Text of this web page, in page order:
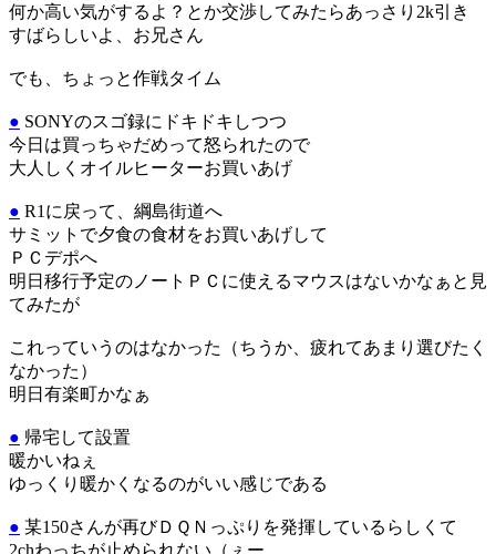
何か高い気がするよ？とか交渉してみたらあっさり2k引き
すばらしいよ、お兄さん
でも、ちょっと作戦タイム
● SONYのスゴ録にドキドキしつつ
今日は買っちゃだめって怒られたので
大人しくオイルヒーターお買いあげ
● R1に戻って、綱島街道へ
サミットで夕食の食材をお買いあげして
ＰＣデポへ
明日移行予定のノートＰＣに使えるマウスはないかなぁと見
てみたが
これっていうのはなかった（ちうか、疲れてあまり選びたく
なかった）
明日有楽町かなぁ
● 帰宅して設置
暖かいねぇ
ゆっくり暖かくなるのがいい感じである
● 某150さんが再びＤＱＮっぷりを発揮しているらしくて
2chわっちが止められない（ぇー